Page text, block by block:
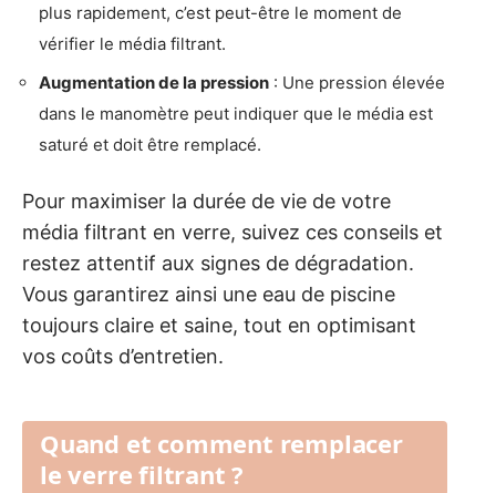
plus rapidement, c’est peut-être le moment de
vérifier le média filtrant.
Augmentation de la pression : Une pression élevée
dans le manomètre peut indiquer que le média est
saturé et doit être remplacé.
Pour maximiser la durée de vie de votre
média filtrant en verre, suivez ces conseils et
restez attentif aux signes de dégradation.
Vous garantirez ainsi une eau de piscine
toujours claire et saine, tout en optimisant
vos coûts d’entretien.
Quand et comment remplacer
le verre filtrant ?